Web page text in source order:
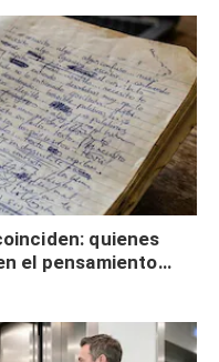
quienes
el pensamiento